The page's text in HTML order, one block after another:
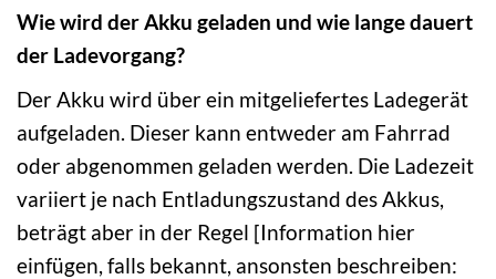
Wie wird der Akku geladen und wie lange dauert
der Ladevorgang?
Der Akku wird über ein mitgeliefertes Ladegerät
aufgeladen. Dieser kann entweder am Fahrrad
oder abgenommen geladen werden. Die Ladezeit
variiert je nach Entladungszustand des Akkus,
beträgt aber in der Regel [Information hier
einfügen, falls bekannt, ansonsten beschreiben: